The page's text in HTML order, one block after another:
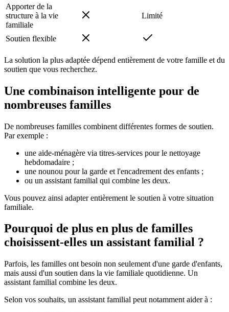
Apporter de la
structure à la vie
familiale
Limité
Soutien flexible
La solution la plus adaptée dépend entièrement de votre famille et du
soutien que vous recherchez.
Une combinaison intelligente pour de
nombreuses familles
De nombreuses familles combinent différentes formes de soutien.
Par exemple :
une aide-ménagère via titres-services pour le nettoyage
hebdomadaire ;
une nounou pour la garde et l'encadrement des enfants ;
ou un assistant familial qui combine les deux.
Vous pouvez ainsi adapter entièrement le soutien à votre situation
familiale.
Pourquoi de plus en plus de familles
choisissent-elles un assistant familial ?
Parfois, les familles ont besoin non seulement d'une garde d'enfants,
mais aussi d'un soutien dans la vie familiale quotidienne. Un
assistant familial combine les deux.
Selon vos souhaits, un assistant familial peut notamment aider à :